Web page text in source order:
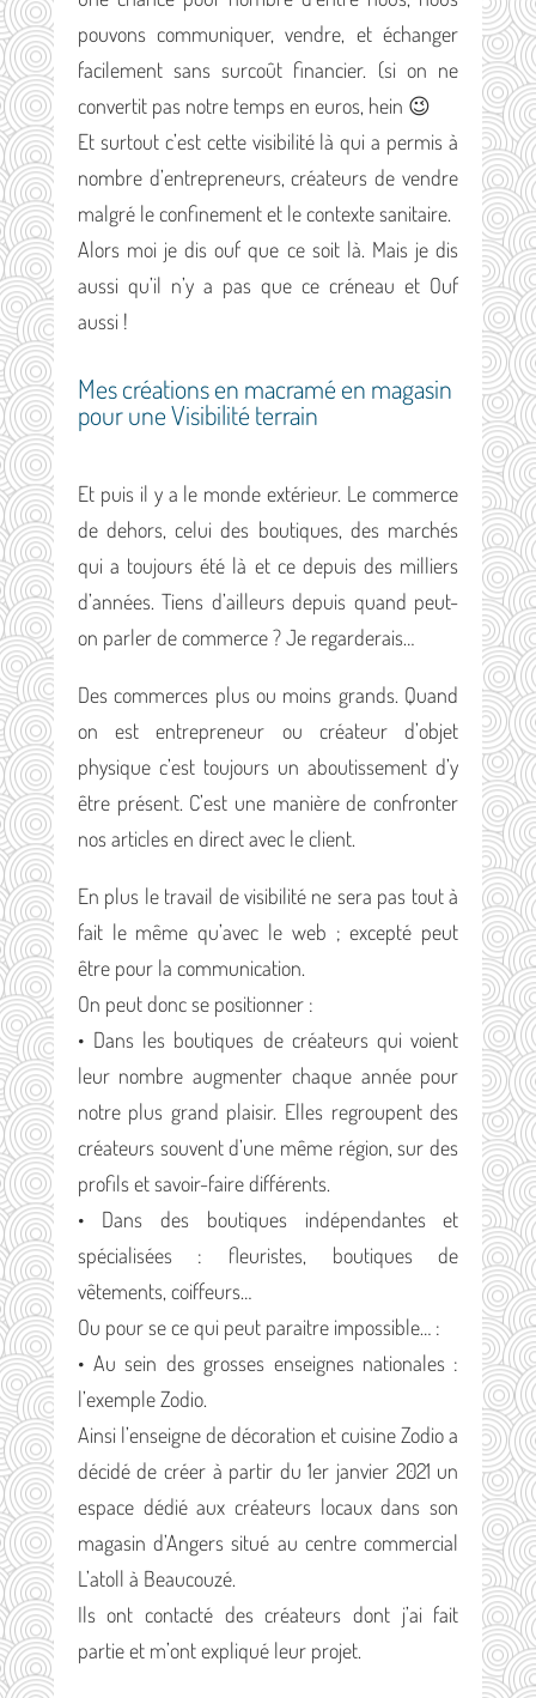
pouvons communiquer, vendre, et échanger
facilement sans surcoût financier. (si on ne
convertit pas notre temps en euros, hein 😉
Et surtout c’est cette visibilité là qui a permis à
nombre d’entrepreneurs, créateurs de vendre
malgré le confinement et le contexte sanitaire.
Alors moi je dis ouf que ce soit là. Mais je dis
aussi qu’il n’y a pas que ce créneau et Ouf
aussi !
Mes créations en macramé en magasin
pour une Visibilité terrain
Et puis il y a le monde extérieur. Le commerce
de dehors, celui des boutiques, des marchés
qui a toujours été là et ce depuis des milliers
d’années. Tiens d’ailleurs depuis quand peut-
on parler de commerce ? Je regarderais…
Des commerces plus ou moins grands. Quand
on est entrepreneur ou créateur d’objet
physique c’est toujours un aboutissement d’y
être présent. C’est une manière de confronter
nos articles en direct avec le client.
En plus le travail de visibilité ne sera pas tout à
fait le même qu’avec le web ; excepté peut
être pour la communication.
On peut donc se positionner :
• Dans les boutiques de créateurs qui voient
leur nombre augmenter chaque année pour
notre plus grand plaisir. Elles regroupent des
créateurs souvent d’une même région, sur des
profils et savoir-faire différents.
• Dans des boutiques indépendantes et
spécialisées : fleuristes, boutiques de
vêtements, coiffeurs…
Ou pour se ce qui peut paraitre impossible… :
• Au sein des grosses enseignes nationales :
l’exemple Zodio.
Ainsi l’enseigne de décoration et cuisine Zodio a
décidé de créer à partir du 1er janvier 2021 un
espace dédié aux créateurs locaux dans son
magasin d’Angers situé au centre commercial
L’atoll à Beaucouzé.
Ils ont contacté des créateurs dont j’ai fait
partie et m’ont expliqué leur projet.